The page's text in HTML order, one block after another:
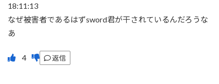
18:11:13
なぜ被害者であるはずsword君が干されているんだろうな
あ
返信